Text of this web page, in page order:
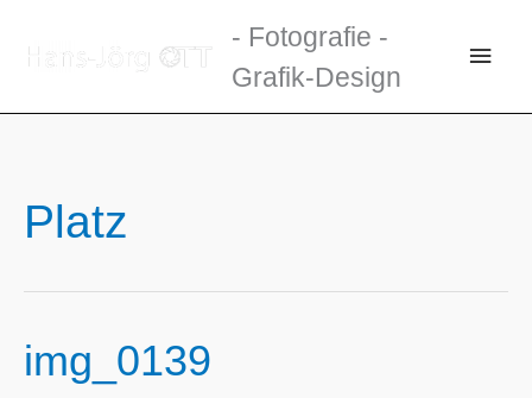
Inhalt
- Fotografie -
Grafik-Design
Platz
img_0139